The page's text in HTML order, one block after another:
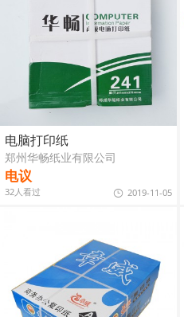
电脑打印纸
郑州华畅纸业有限公司
电议
32人看过 2019-11-05